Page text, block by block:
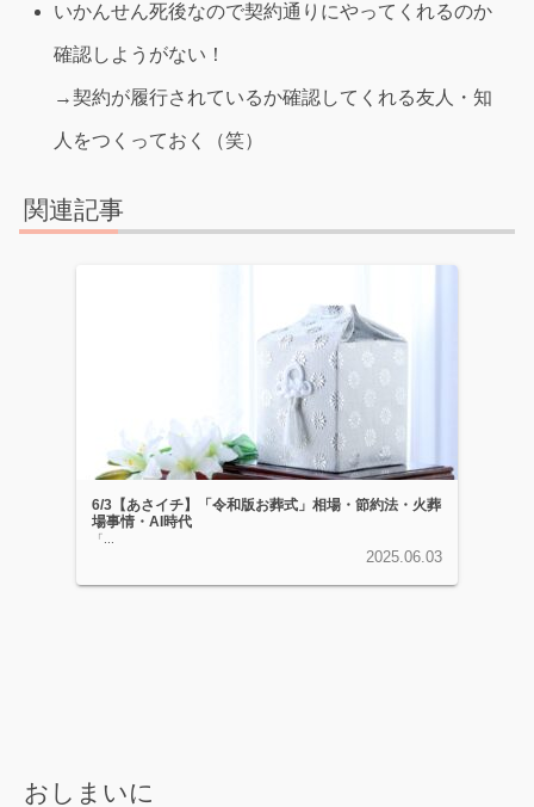
いかんせん死後なので契約通りにやってくれるのか
確認しようがない！
→契約が履行されているか確認してくれる友人・知
人をつくっておく（笑）
関連記事
6/3【あさイチ】「令和版お葬式」相場・節約法・火葬
場事情・AI時代
「...
2025.06.03
おしまいに